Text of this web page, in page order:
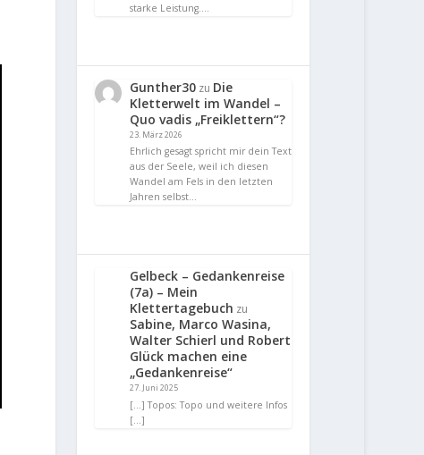
starke Leistung.…
Gunther30 zu Die
Kletterwelt im Wandel –
Quo vadis „Freiklettern“?
23. März 2026
Ehrlich gesagt spricht mir dein Text
aus der Seele, weil ich diesen
Wandel am Fels in den letzten
Jahren selbst…
Gelbeck – Gedankenreise
(7a) – Mein
Klettertagebuch zu
Sabine, Marco Wasina,
Walter Schierl und Robert
Glück machen eine
„Gedankenreise“
27. Juni 2025
[…] Topos: Topo und weitere Infos
[…]